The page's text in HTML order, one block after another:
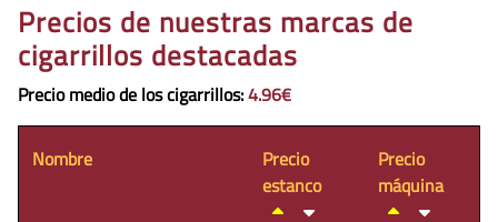
Precios de nuestras marcas de
cigarrillos destacadas
Precio medio de los cigarrillos:4.96€
Nombre
Precio
estanco
Precio
máquina